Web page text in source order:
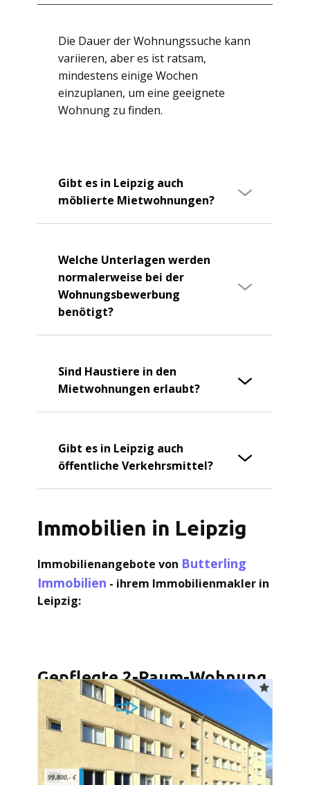
Die Dauer der Wohnungssuche kann
variieren, aber es ist ratsam,
mindestens einige Wochen
einzuplanen, um eine geeignete
Wohnung zu finden.
Gibt es in Leipzig auch
möblierte Mietwohnungen?
Welche Unterlagen werden
normalerweise bei der
Wohnungsbewerbung
benötigt?
Sind Haustiere in den
Mietwohnungen erlaubt?
Gibt es in Leipzig auch
öffentliche Verkehrsmittel?
Immobilien in Leipzig
Immobilienangebote von Butterling
Immobilien - ihrem Immobilienmakler in
Leipzig:
Gepflegte 2-Raum-Wohnung
mit attraktivem Grundriss
und großem Balkon